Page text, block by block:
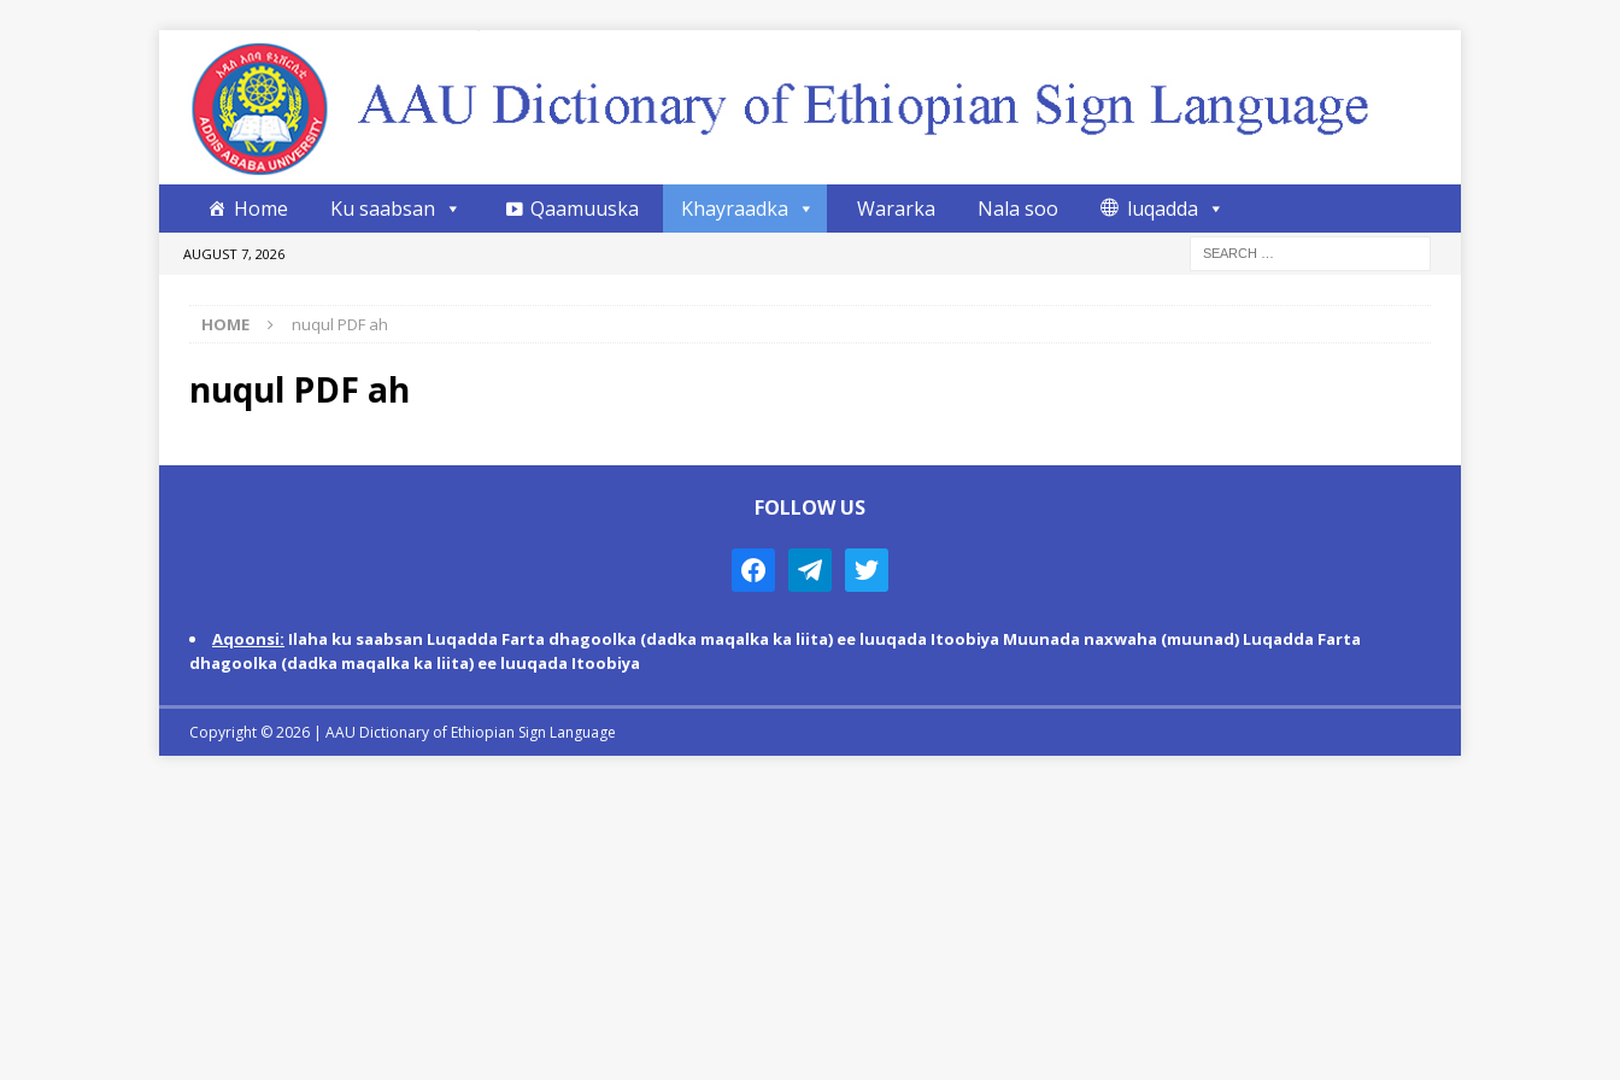
Home Ku saabsan Qaamuuska Khayraadka Wararka Nala soo luqadda
AUGUST 7, 2026
HOME nuqul PDF ah
nuqul PDF ah
FOLLOW US
Aqoonsi: Ilaha ku saabsan Luqadda Farta dhagoolka (dadka maqalka ka liita) ee luuqada Itoobiya Muunada naxwaha (muunad) Luqadda Farta
dhagoolka (dadka maqalka ka liita) ee luuqada Itoobiya
Copyright © 2026 | AAU Dictionary of Ethiopian Sign Language